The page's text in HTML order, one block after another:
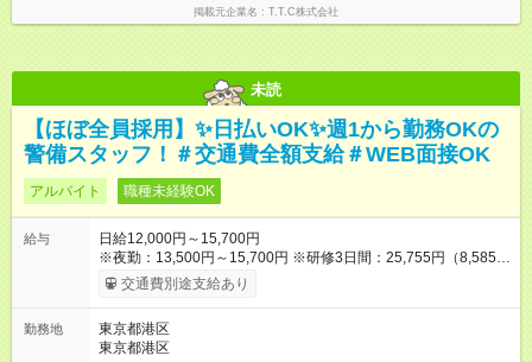
掲載元企業名 T.T.C株式会社
未読
【ほぼ全員採用】✨日払いOK✨週1から勤務OKの
警備スタッフ！＃交通費全額支給＃WEB面接OK
アルバイト 職種未経験OK
給与
日給12,000円～15,700円
※夜勤：13,500円～15,700円 ※研修3日間：25,755円（8,585円
×3日間／計21時間） ✅早上がりでも日給全額保証◎ ✅寮完備！
即入居OK！ ✅週1日～勤務OK ✅週5日勤務×フルタイムも可能 ✅
得費用は会社が全額負担します。 ＜＜ ✨紹介報奨金キャンペー
ン✨ ＞＞ 紹介する側＆入社する側も嬉しい制度！ 条件に応じ
交通費別途支給あり
勤務地
東京都港区
東京都港区